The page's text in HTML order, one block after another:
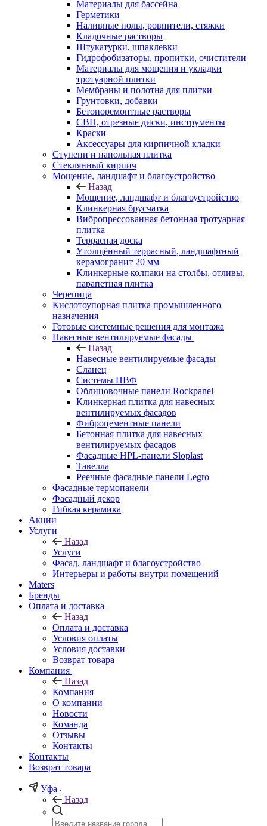
Материалы для бассейна
Герметики
Наливные полы, ровнители, стяжки
Кладочные растворы
Штукатурки, шпаклевки
Гидрофобизаторы, пропитки, очистители
Материалы для мощения и укладки
тротуарной плитки
Мембраны и полотна для плитки
Грунтовки, добавки
Бетоноремонтные растворы
СВП, отрезные диски, инструменты
Краски
Аксессуары для кирпичной кладки
Ступени и напольная плитка
Cтеклянный кирпич
Мощение, ландшафт и благоустройство
Назад
Мощение, ландшафт и благоустройство
Клинкерная брусчатка
Вибропрессованная бетонная тротуарная
плитка
Террасная доска
Утолщённый террасный, ландшафтный
керамогранит 20 мм
Клинкерные колпаки на столбы, отливы,
парапетная плитка
Черепица
Кислотоупорная плитка промышленного
назначения
Готовые системные решения для монтажа
Навесные вентилируемые фасады
Назад
Навесные вентилируемые фасады
Сланец
Системы НВФ
Облицовочные панели Rockpanel
Клинкерная плитка для навесных
вентилируемых фасадов
Фиброцементные панели
Бетонная плитка для навесных
вентилируемых фасадов
Фасадные HPL-панели Sloplast
Тавелла
Реечные фасадные панели Legro
Фасадные термопанели
Фасадный декор
Гибкая керамика
Акции
Услуги
Назад
Услуги
Фасад, ландшафт и благоустройство
Интерьеры и работы внутри помещений
Maters
Бренды
Оплата и доставка
Назад
Оплата и доставка
Условия оплаты
Условия доставки
Возврат товара
Компания
Назад
Компания
О компании
Новости
Команда
Отзывы
Контакты
Контакты
Возврат товара
Уфа
Назад